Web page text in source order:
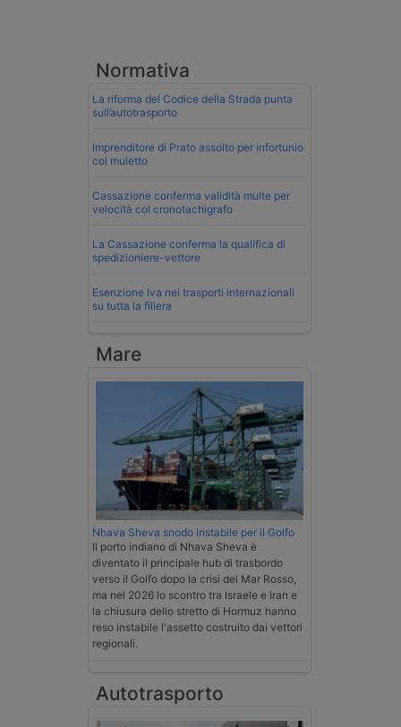
Normativa
La riforma del Codice della Strada punta
sull’autotrasporto
Imprenditore di Prato assolto per infortunio
col muletto
Cassazione conferma validità multe per
velocità col cronotachigrafo
La Cassazione conferma la qualifica di
spedizioniere-vettore
Esenzione Iva nei trasporti internazionali
su tutta la filiera
Mare
Nhava Sheva snodo instabile per il Golfo
Il porto indiano di Nhava Sheva è
diventato il principale hub di trasbordo
verso il Golfo dopo la crisi del Mar Rosso,
ma nel 2026 lo scontro tra Israele e Iran e
la chiusura dello stretto di Hormuz hanno
reso instabile l'assetto costruito dai vettori
regionali.
Autotrasporto